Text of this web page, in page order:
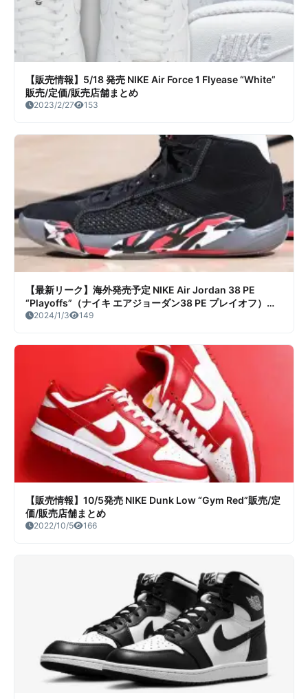
【販売情報】5/18 発売 NIKE Air Force 1 Flyease “White”
販売/定価/販売店舗まとめ
2023/2/27 153
【最新リーク】海外発売予定 NIKE Air Jordan 38 PE
“Playoffs”（ナイキ エアジョーダン38 PE プレイオフ）リ
ーク情報まとめ
2024/1/3 149
【販売情報】10/5発売 NIKE Dunk Low “Gym Red”販売/定
価/販売店舗まとめ
2022/10/5 166